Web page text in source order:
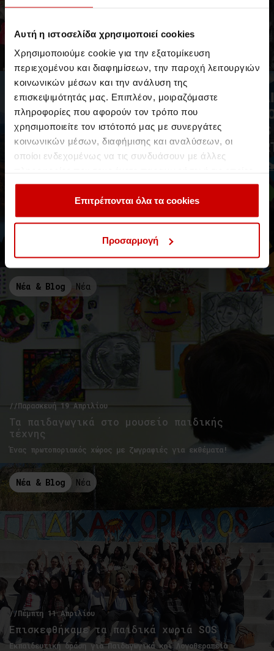
Αυτή η ιστοσελίδα χρησιμοποιεί cookies
Χρησιμοποιούμε cookie για την εξατομίκευση
περιεχομένου και διαφημίσεων, την παροχή λειτουργιών
κοινωνικών μέσων και την ανάλυση της
επισκεψιμότητάς μας. Επιπλέον, μοιραζόμαστε
πληροφορίες που αφορούν τον τρόπο που
χρησιμοποιείτε τον ιστότοπό μας με συνεργάτες
κοινωνικών μέσων, διαφήμισης και αναλύσεων, οι
οποίοι ενδεχομένως να τις συνδυάσουν με άλλες
έχουν συλλέξει σε σχέση με την από μέρους σας χρήση
των υπηρεσιών τους.Επιτρέπονται όλα τα cookies
Προσαρμογή
Λαμπρή τελετή αποφοίτησης από το
Aegean College
6 Φεβρουαρίου 2018 στο Θέατρο Παλλάς
Η Έκθεση για τους Στόχους Βιώσιμης
Ανάπτυξης 2023 του Aegean College
Το πρώτο SDG Report του Aegean College για την υιοθέτηση
Νέα & Blog Νέα
//Παρασκευή 19 Απριλίου
Τα παιδαγωγικά στο μουσείο παιδικής
τέχνης
Ένας πρωτοποριακός χώρος με ζωγραφιές για εκθέματα!
Νέα & Blog Νέα
//Πέμπτη 11 Απριλίου
Επισκεφθήκαμε τα παιδικά χωριά SOS
Εκπαιδευτική δράση για Παιδαγωγικά και Λογοθεραπεία